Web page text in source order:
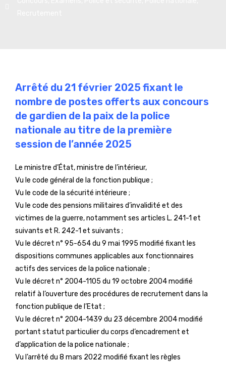
Arrêté du 21 février 2025 fixant le
nombre de postes offerts aux concours
de gardien de la paix de la police
nationale au titre de la première
session de l’année 2025
Le ministre d’État, ministre de l’intérieur,
Vu le code général de la fonction publique ;
Vu le code de la sécurité intérieure ;
Vu le code des pensions militaires d’invalidité et des
victimes de la guerre, notamment ses articles L. 241-1 et
suivants et R. 242-1 et suivants ;
Vu le décret n° 95-654 du 9 mai 1995 modifié fixant les
dispositions communes applicables aux fonctionnaires
actifs des services de la police nationale ;
Vu le décret n° 2004-1105 du 19 octobre 2004 modifié
relatif à l’ouverture des procédures de recrutement dans la
fonction publique de l’Etat ;
Vu le décret n° 2004-1439 du 23 décembre 2004 modifié
portant statut particulier du corps d’encadrement et
d’application de la police nationale ;
Vu l’arrêté du 8 mars 2022 modifié fixant les règles